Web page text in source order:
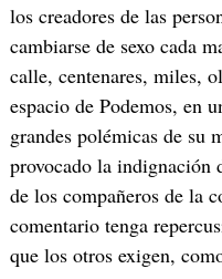
los creadores de las
cambiarse de sexo cada
calle, centenares, miles,
espacio de Podemos, en
grandes polémicas de su
provocado la indignación
de los compañeros de la
comentario tenga
que los otros exigen,